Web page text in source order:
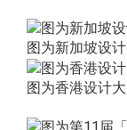
图为新加坡设
图为香港设计